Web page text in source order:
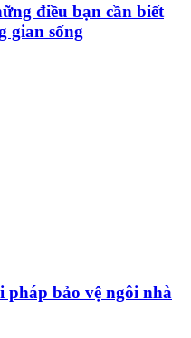
điều bạn cần biết
gian sống
pháp bảo vệ ngôi nhà